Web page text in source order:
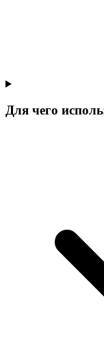
Для чего